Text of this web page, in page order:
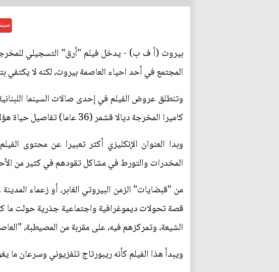
بيروت (أ ف ب) - يدخل فيلم "أرق" التسجيلي للمخرجة
المجتمع في أحد احياء العاصمة بيروت، لكنه لا
كاميرا المخرجة ديالا قشمر (36 عاما) تفاصيل حياة هؤلاء الشبان الذين وصفهم عنوان الشريط بالإنكليزية بانهم "حراس الوقت الضائع".
وبدا العنوان الإنكليزي أكثر تعبيرا عن محتوى
المخدرات والتورط في مشاكل تقودهم في كثير من
قصة تحولات ديموغرافية واجتماعية جذرية حولت ما
الشيعة، وتمركزهم فيه، على مقربة من المصيطبة،
ويبدأ هذا الفيلم كأنه ريبورتاج تلفزيوني وسرعان